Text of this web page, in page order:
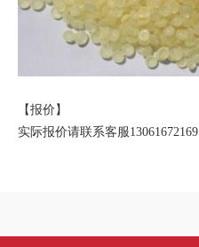
【报价】
实际报价请联系客服13061672169